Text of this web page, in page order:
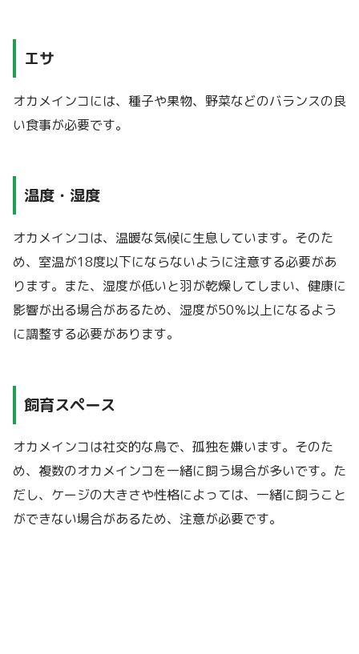
エサ
オカメインコには、種子や果物、野菜などのバランスの良
い食事が必要です。
温度・湿度
オカメインコは、温暖な気候に生息しています。そのた
め、室温が18度以下にならないように注意する必要があ
ります。また、湿度が低いと羽が乾燥してしまい、健康に
影響が出る場合があるため、湿度が50％以上になるよう
に調整する必要があります。
飼育スペース
オカメインコは社交的な鳥で、孤独を嫌います。そのた
め、複数のオカメインコを一緒に飼う場合が多いです。た
だし、ケージの大きさや性格によっては、一緒に飼うこと
ができない場合があるため、注意が必要です。